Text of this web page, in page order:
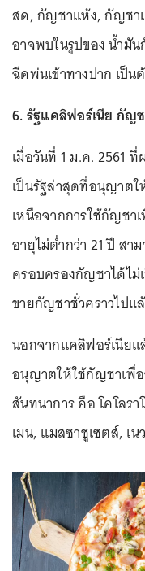
สด, กัญชาแห้ง, กัญชา
อาจพบในรูปของ น้ำมั
ฉีดพ่นเข้าทางปาก เป็น
6. รัฐแคลิฟอร์เนีย กัญ
เมื่อวันที่ 1 ม.ค. 2561
เป็นรัฐล่าสุดที่อนุญาต
เหนือจากการใช้กัญชา
อายุไม่ต่ำกว่า 21 ปี ส
ครอบครองกัญชาได้ไ
ขายกัญชาชั่วคราวไปแ
นอกจากแคลิฟอร์เนียแ
อนุญาตให้ใช้กัญชาเพื่
สันทนาการ คือ โคโลร
เมน, แมสซาชูเซตส์, เน